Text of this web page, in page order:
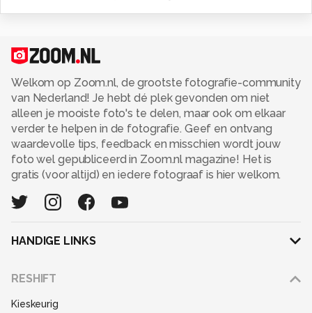
Welkom op Zoom.nl, de grootste fotografie-community
van Nederland! Je hebt dé plek gevonden om niet
alleen je mooiste foto's te delen, maar ook om elkaar
verder te helpen in de fotografie. Geef en ontvang
waardevolle tips, feedback en misschien wordt jouw
foto wel gepubliceerd in Zoom.nl magazine! Het is
gratis (voor altijd) en iedere fotograaf is hier welkom.
HANDIGE LINKS
RESHIFT
Kieskeurig